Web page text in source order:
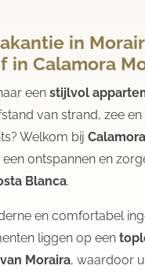
in
in Calamora
eenstijlvol
van strand, zee
Welkom bij
ontspannen en
Blanca.
en comfortabel
liggen op een
Moraira, waardoor